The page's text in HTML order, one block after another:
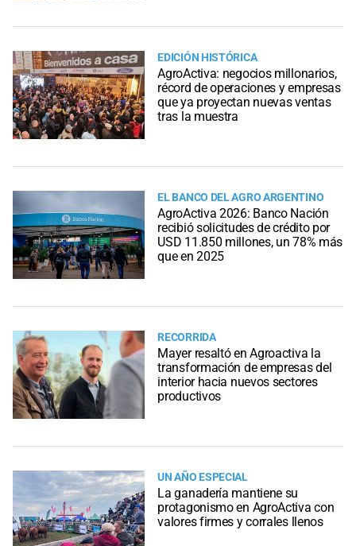
EDICIÓN HISTÓRICA
AgroActiva: negocios millonarios,
récord de operaciones y empresas
que ya proyectan nuevas ventas
tras la muestra
EL BANCO DEL AGRO ARGENTINO
AgroActiva 2026: Banco Nación
recibió solicitudes de crédito por
USD 11.850 millones, un 78% más
que en 2025
RECORRIDA
Mayer resaltó en Agroactiva la
transformación de empresas del
interior hacia nuevos sectores
productivos
UN AÑO ESPECIAL
La ganadería mantiene su
protagonismo en AgroActiva con
valores firmes y corrales llenos